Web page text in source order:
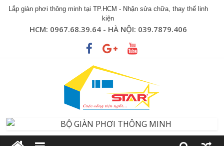
Lắp giàn phơi thông minh tại TP.HCM - Nhận sửa chữa, thay thế linh
kiện
HCM: 0967.68.39.64 - HÀ NỘI: 039.7879.406